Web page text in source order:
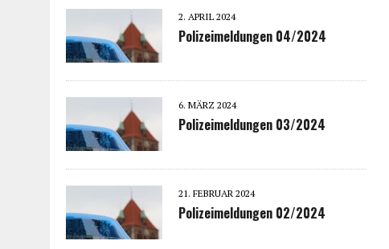
2. APRIL 2024
Polizeimeldungen 04/2024
6. MÄRZ 2024
Polizeimeldungen 03/2024
21. FEBRUAR 2024
Polizeimeldungen 02/2024